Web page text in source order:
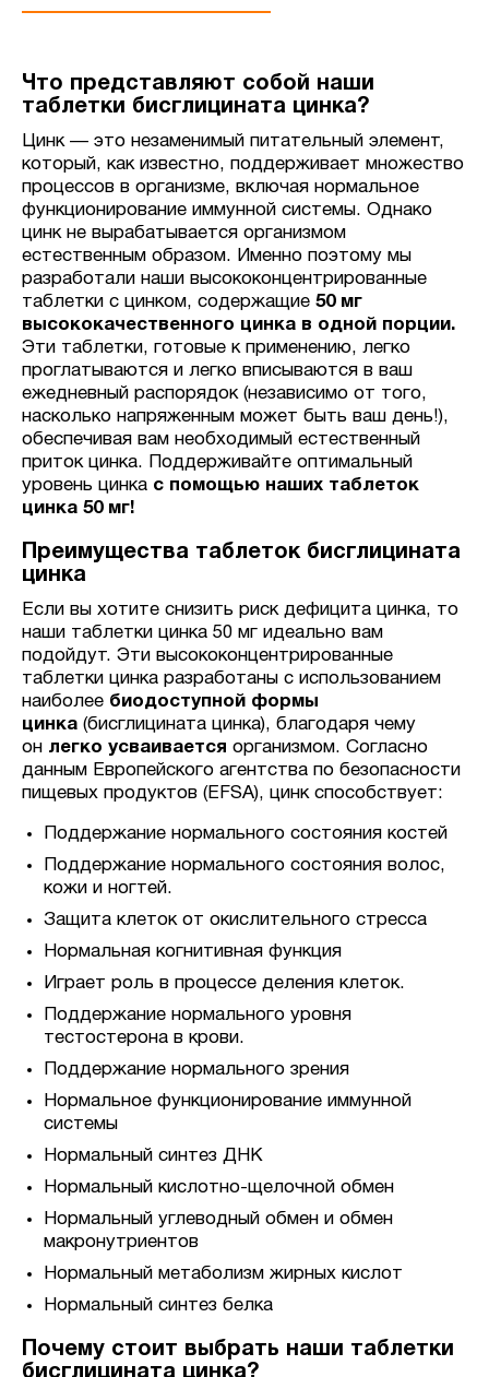
Что представляют собой наши
таблетки бисглицината цинка?
Цинк — это незаменимый питательный элемент,
который, как известно, поддерживает множество
процессов в организме, включая нормальное
функционирование иммунной системы. Однако
цинк не вырабатывается организмом
естественным образом. Именно поэтому мы
разработали наши высококонцентрированные
таблетки с цинком, содержащие 50 мг
высококачественного цинка в одной порции.
Эти таблетки, готовые к применению, легко
проглатываются и легко вписываются в ваш
ежедневный распорядок (независимо от того,
насколько напряженным может быть ваш день!),
обеспечивая вам необходимый естественный
приток цинка. Поддерживайте оптимальный
уровень цинка с помощью наших таблеток
цинка 50 мг!
Преимущества таблеток бисглицината
цинка
Если вы хотите снизить риск дефицита цинка, то
наши таблетки цинка 50 мг идеально вам
подойдут. Эти высококонцентрированные
таблетки цинка разработаны с использованием
наиболее биодоступной формы
цинка (бисглицината цинка), благодаря чему
он легко усваивается организмом. Согласно
данным Европейского агентства по безопасности
пищевых продуктов (EFSA), цинк способствует:
Поддержание нормального состояния костей
Поддержание нормального состояния волос,
кожи и ногтей.
Защита клеток от окислительного стресса
Нормальная когнитивная функция
Играет роль в процессе деления клеток.
Поддержание нормального уровня
тестостерона в крови.
Поддержание нормального зрения
Нормальное функционирование иммунной
системы
Нормальный синтез ДНК
Нормальный кислотно-щелочной обмен
Нормальный углеводный обмен и обмен
макронутриентов
Нормальный метаболизм жирных кислот
Нормальный синтез белка
Почему стоит выбрать наши таблетки
бисглицината цинка?